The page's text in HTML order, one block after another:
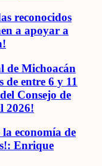
reconocidos
a apoyar a
de Michoacán
entre 6 y 11
Consejo de
2026!
la economía de
Enrique